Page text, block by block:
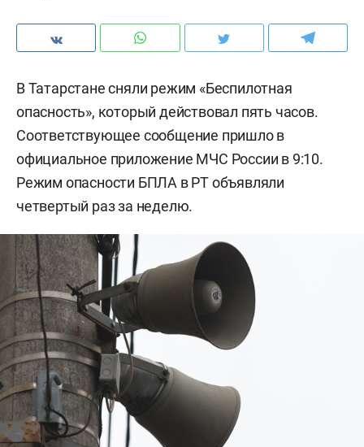
В Татарстане сняли режим «Беспилотная
опасность», который действовал пять часов.
Соответствующее сообщение пришло в
официальное приложение МЧС России в 9:10.
Режим опасности БПЛА в РТ объявляли
четвертый раз за неделю.